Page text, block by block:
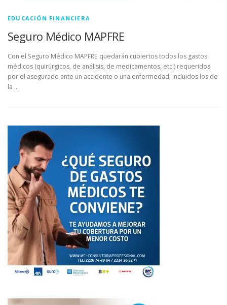
EDUCACIÓN FINANCIERA
Seguro Médico MAPFRE
Con el Seguro Médico MAPFRE quedarán cubiertos todos los gastos
médicos (quirúrgicos, de análisis, de medicamentos, etc.) requeridos
por el asegurado ante un accidente o una enfermedad, incluidos los de
la …